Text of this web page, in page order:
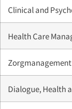
Clinical and
Health Care
Zorgmanagement
Dialogue, Health